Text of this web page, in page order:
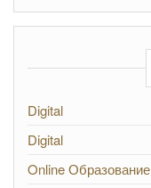
Digital
Digital
Online Образование